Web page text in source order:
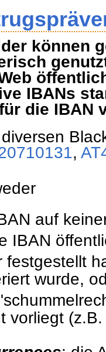
können
IBANs
die IBAN
,
auf
IBAN
festgestellt
wurde,
vorliegt